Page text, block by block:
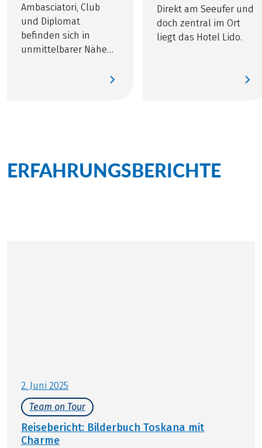
Ambasciatori, Club
und Diplomat
befinden sich in
unmittelbarer Nähe
somit auch mitten im
Direkt am Seeufer und
doch zentral im Ort
liegt das Hotel Lido.
ERFAHRUNGSBERICHTE
2. Juni 2025
Team on Tour
Reisebericht: Bilderbuch Toskana mit
Charme